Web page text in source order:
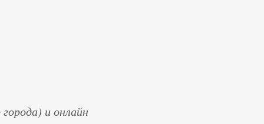
и онлайн